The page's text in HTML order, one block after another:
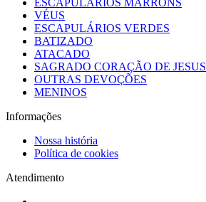
VÉUS
ESCAPULÁRIOS VERDES
BATIZADO
ATACADO
SAGRADO CORAÇÃO DE JESUS
OUTRAS DEVOÇÕES
MENINOS
Informações
Nossa história
Política de cookies
Atendimento